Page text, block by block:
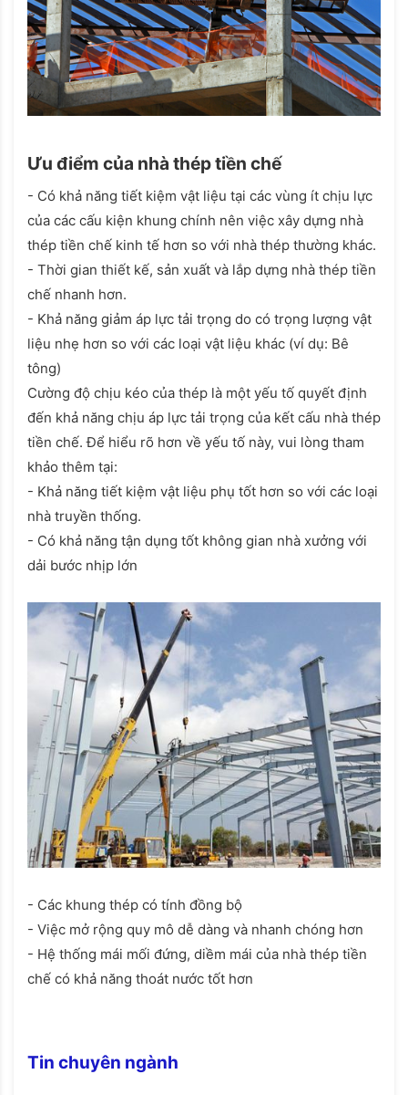
Ưu điểm của nhà thép tiền chế
- Có khả năng tiết kiệm vật liệu tại các vùng ít chịu lực
của các cấu kiện khung chính nên việc xây dựng nhà
thép tiền chế kinh tế hơn so với nhà thép thường khác.
- Thời gian thiết kế, sản xuất và lắp dựng nhà thép tiền
chế nhanh hơn.
- Khả năng giảm áp lực tải trọng do có trọng lượng vật
liệu nhẹ hơn so với các loại vật liệu khác (ví dụ: Bê
tông)
Cường độ chịu kéo của thép là một yếu tố quyết định
đến khả năng chịu áp lực tải trọng của kết cấu nhà thép
tiền chế. Để hiểu rõ hơn về yếu tố này, vui lòng tham
khảo thêm tại:
- Khả năng tiết kiệm vật liệu phụ tốt hơn so với các loại
nhà truyền thống.
- Có khả năng tận dụng tốt không gian nhà xưởng với
dải bước nhịp lớn
- Các khung thép có tính đồng bộ
- Việc mở rộng quy mô dễ dàng và nhanh chóng hơn
- Hệ thống mái mối đứng, diềm mái của nhà thép tiền
chế có khả năng thoát nước tốt hơn
Tin chuyên ngành